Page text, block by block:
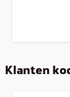
Klanten